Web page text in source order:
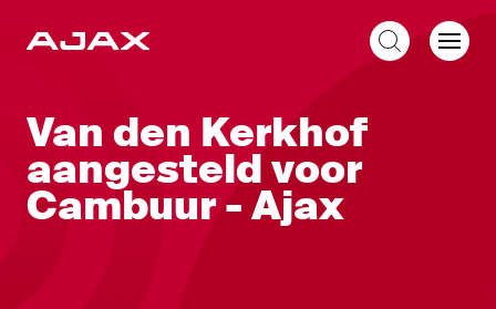
Van den Kerkhof
aangesteld voor
Cambuur - Ajax